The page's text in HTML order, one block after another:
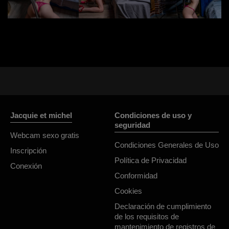
Jacquie et michel
Webcam sexo gratis
Inscripción
Conexión
Condiciones de uso y
seguridad
Condiciones Generales de Uso
Política de Privacidad
Conformidad
Cookies
Declaración de cumplimiento
de los requisitos de
mantenimiento de registros de